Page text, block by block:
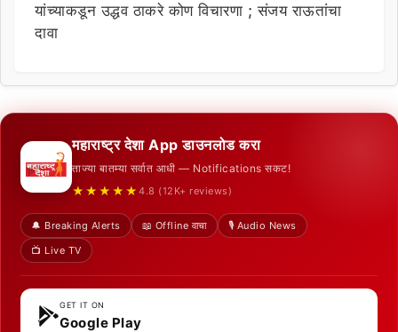
यांच्याकडून उद्धव ठाकरे कोण विचारणा ; संजय राऊतांचा
दावा
महाराष्ट्र देशा App डाउनलोड करा
ताज्या बातम्या सर्वात आधी — Notifications सकट!
★★★★★ 4.8 (12K+ reviews)
🔔 Breaking Alerts 📖 Offline वाचा
🎙️ Audio News
📺 Live TV
GET IT ON
Google Play